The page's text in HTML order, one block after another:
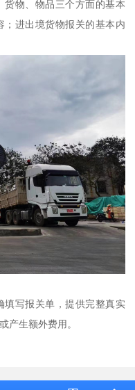
货物、物品三个方面的基本
；进出境货物报关的基本内
填写报关单，提供完整真实
产生额外费用。